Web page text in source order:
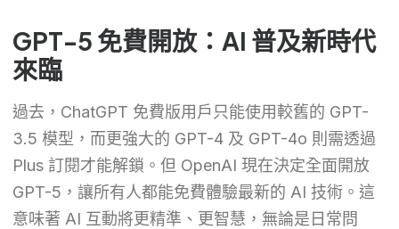
GPT-5 免費開放：AI 普及新時代
來臨
過去，ChatGPT 免費版用戶只能使用較舊的 GPT-
3.5 模型，而更強大的 GPT-4 及 GPT-4o 則需透過
Plus 訂閱才能解鎖。但 OpenAI 現在決定全面開放
GPT-5，讓所有人都能免費體驗最新的 AI 技術。這
意味著 AI 互動將更精準、更智慧，無論是日常問